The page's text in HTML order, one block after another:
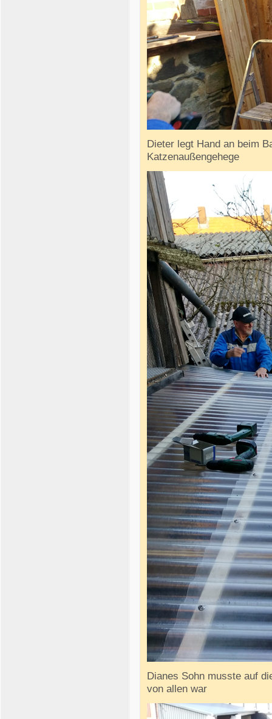
Dieter legt Hand an beim
Katzenaußengehege
Dianes Sohn musste auf
von allen war